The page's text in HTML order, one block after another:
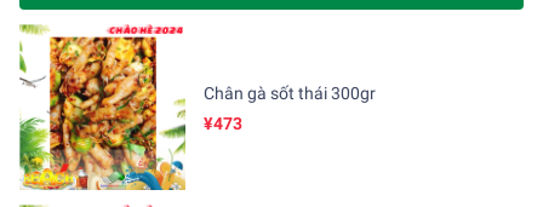
Chân gà sốt thái 300gr
¥473